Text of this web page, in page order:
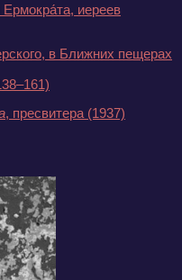
иереев
в Ближних пещерах
, пресвитера (1937)